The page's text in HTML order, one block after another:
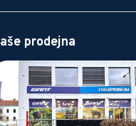
prodejna